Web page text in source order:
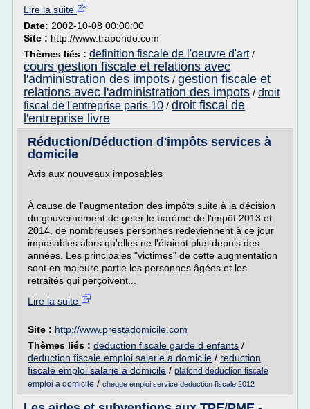
Lire la suite
Date: 2002-10-08 00:00:00
Site : http://www.trabendo.com
Thèmes liés : definition fiscale de l'oeuvre d'art/
cours gestion fiscale et relations avec
l'administration des impots / gestion fiscale et
relations avec l'administration des impots / droit
fiscal de l'entreprise paris 10 / droit fiscal de
l'entreprise livre
Réduction/Déduction d'impôts services à
domicile
Avis aux nouveaux imposables
À cause de l'augmentation des impôts suite à la décision
du gouvernement de geler le barème de l'impôt 2013 et
2014, de nombreuses personnes redeviennent à ce jour
imposables alors qu'elles ne l'étaient plus depuis des
années. Les principales "victimes" de cette augmentation
sont en majeure partie les personnes âgées et les
retraités qui perçoivent...
Lire la suite
Site : http://www.prestadomicile.com
Thèmes liés : deduction fiscale garde d enfants /
deduction fiscale emploi salarie a domicile / reduction
fiscale emploi salarie a domicile / plafond deduction fiscale
emploi a domicile / cheque emploi service deduction fiscale 2012